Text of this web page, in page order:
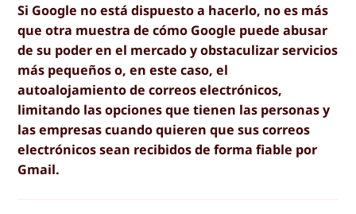
Si Google no está dispuesto a hacerlo, no es más
que otra muestra de cómo Google puede abusar
de su poder en el mercado y obstaculizar servicios
más pequeños o, en este caso, el
autoalojamiento de correos electrónicos,
limitando las opciones que tienen las personas y
las empresas cuando quieren que sus correos
electrónicos sean recibidos de forma fiable por
Gmail.